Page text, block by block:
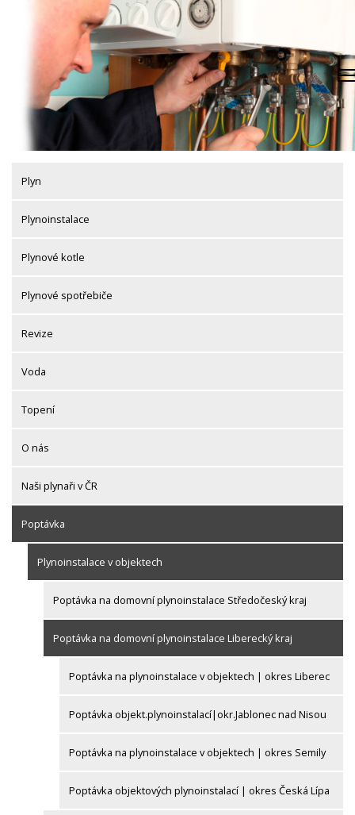
Plyn
Plynoinstalace
Plynové kotle
Plynové spotřebiče
Revize
Voda
Topení
O nás
Naši plynaři v ČR
Poptávka
Plynoinstalace v objektech
Poptávka na domovní plynoinstalace Středočeský kraj
Poptávka na domovní plynoinstalace Liberecký kraj
Poptávka na plynoinstalace v objektech | okres Liberec
Poptávka objekt.plynoinstalací|okr.Jablonec nad Nisou
Poptávka na plynoinstalace v objektech | okres Semily
Poptávka objektových plynoinstalací | okres Česká Lípa